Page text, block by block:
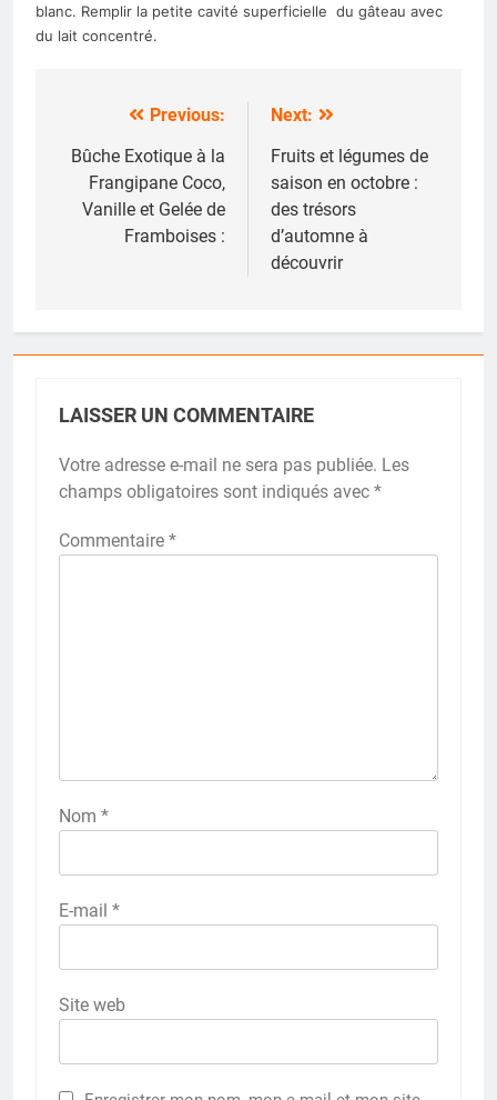
blanc. Remplir la petite cavité superficielle du gâteau avec
du lait concentré.
Navigation
de
l’article
Previous:
Bûche Exotique à la
Frangipane Coco,
Vanille et Gelée de
Framboises :
Next:
Fruits et légumes de
saison en octobre :
des trésors
d’automne à
découvrir
LAISSER UN COMMENTAIRE
Votre adresse e-mail ne sera pas publiée. Les
champs obligatoires sont indiqués avec *
Commentaire *
Nom *
E-mail *
Site web